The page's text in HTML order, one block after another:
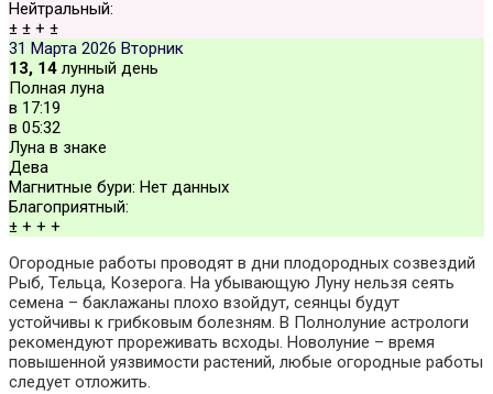
Нейтральный:
± ± + ±
31 Марта 2026 Вторник
13, 14 лунный день
Полная луна
в 17:19
в 05:32
Луна в знаке
Дева
Магнитные бури: Нет данных
Благоприятный:
± + + +
Огородные работы проводят в дни плодородных созвездий
Рыб, Тельца, Козерога. На убывающую Луну нельзя сеять
семена – баклажаны плохо взойдут, сеянцы будут
устойчивы к грибковым болезням. В Полнолуние астрологи
рекомендуют прореживать всходы. Новолуние – время
повышенной уязвимости растений, любые огородные работы
следует отложить.